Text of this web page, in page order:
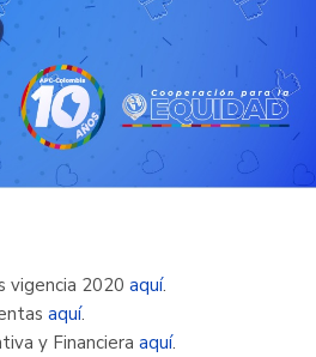
vigencia 2020 aquí.
aquí.
y Financiera aquí.